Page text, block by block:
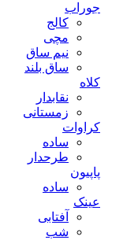
جوراب
کالج
مچی
نیم ساق
ساق بلند
کلاه
نقابدار
زمستانی
کراوات
ساده
طرحدار
پاپیون
ساده
عینک
آفتابی
شب